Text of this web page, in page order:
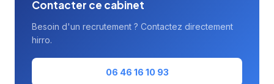
Contacter ce cabinet
Besoin d'un recrutement ? Contactez directement
hirro.
06 46 16 10 93